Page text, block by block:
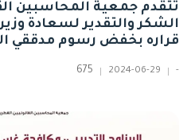
تتقدم جمعية المحاسبين
الشكر والتقدير لسعادة
قراره بخفض رسوم مدققي
-
2024-06-29
675